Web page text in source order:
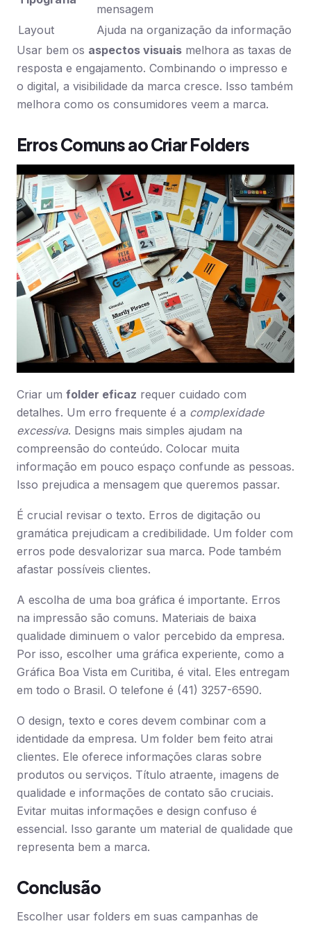
mensagem
Layout
Ajuda na organização da informação
Usar bem os aspectos visuais melhora as taxas de
resposta e engajamento. Combinando o impresso e
o digital, a visibilidade da marca cresce. Isso também
melhora como os consumidores veem a marca.
Erros Comuns ao Criar Folders
Criar um folder eficaz requer cuidado com
detalhes. Um erro frequente é a complexidade
excessiva. Designs mais simples ajudam na
compreensão do conteúdo. Colocar muita
informação em pouco espaço confunde as pessoas.
Isso prejudica a mensagem que queremos passar.
É crucial revisar o texto. Erros de digitação ou
gramática prejudicam a credibilidade. Um folder com
erros pode desvalorizar sua marca. Pode também
afastar possíveis clientes.
A escolha de uma boa gráfica é importante. Erros
na impressão são comuns. Materiais de baixa
qualidade diminuem o valor percebido da empresa.
Por isso, escolher uma gráfica experiente, como a
Gráfica Boa Vista em Curitiba, é vital. Eles entregam
em todo o Brasil. O telefone é (41) 3257-6590.
O design, texto e cores devem combinar com a
identidade da empresa. Um folder bem feito atrai
clientes. Ele oferece informações claras sobre
produtos ou serviços. Título atraente, imagens de
qualidade e informações de contato são cruciais.
Evitar muitas informações e design confuso é
essencial. Isso garante um material de qualidade que
representa bem a marca.
Conclusão
Escolher usar folders em suas campanhas de